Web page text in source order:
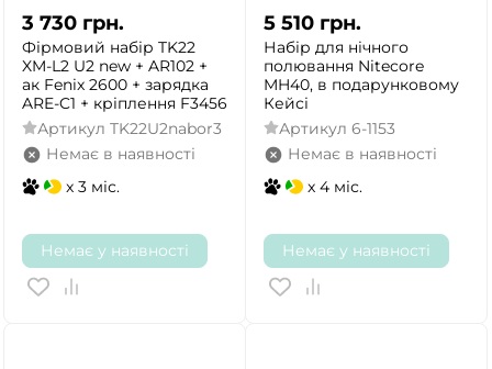
3 730 грн.
Фірмовий набір TK22
XM-L2 U2 new + AR102 +
ак Fenix 2600 + зарядка
ARE-C1 + кріплення F3456
Артикул TK22U2nabor3
Немає в наявності
x 3 міс.
Немає у наявності
5 510 грн.
Набір для нічного
полювання Nitecore
MH40, в подарунковому
Кейсі
Артикул 6-1153
Немає в наявності
x 4 міс.
Немає у наявності